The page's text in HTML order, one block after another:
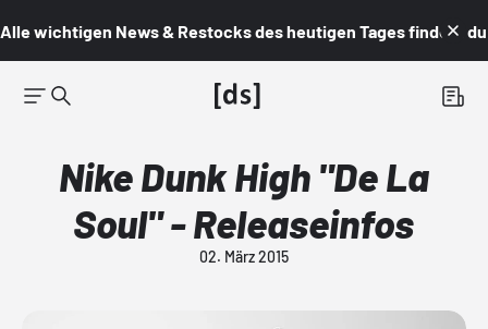
Alle wichtigen News & Restocks des heutigen Tages findest du
Nike Dunk High "De La
Soul" - Releaseinfos
02. März 2015